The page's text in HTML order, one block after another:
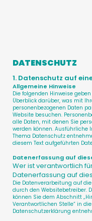
DATENSCHUTZ
1. Datenschutz auf
Allgemeine Hinweise
Die folgenden Hinweise
Überblick darüber, was mit
personenbezogenen Daten
Website besuchen.
alle Daten, mit denen Sie
werden können. Ausführliche
Thema Datenschutz
diesem Text aufgeführten
Datenerfassung auf
Wer ist verantwortlich
Datenerfassung auf
Die Datenverarbeitung auf
durch den Websitebetreiber.
können Sie dem Abschnitt
Verantwortlichen Stelle“ in
Datenschutzerklärung